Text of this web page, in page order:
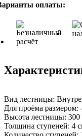
оплаты:
Вид лестницы:
Для проёма размером:
Высота лестницы: 300
Толщина ступеней: 4